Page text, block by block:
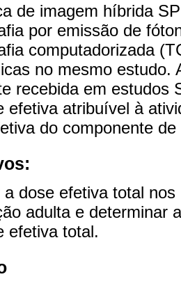
de imagem híbrida
por emissão de
computadorizada
no mesmo estudo.
recebida em estudos
efetiva atribuível à
do componente
a dose efetiva total
adulta e determinar
efetiva total.